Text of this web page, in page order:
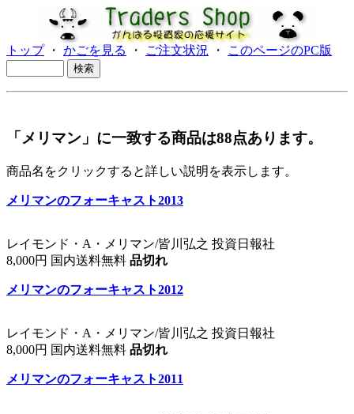
トップ・ かごを見る ・ ご注文状況 ・ このページのPC版
「メリマン」に一致する商品は88点あります。
商品名をクリックすると詳しい説明を表示します。
メリマンのフォーキャスト2013
レイモンド・A・メリマン/皆川弘之 投資日報社
8,000円 国内送料無料 品切れ
メリマンのフォーキャスト2012
レイモンド・A・メリマン/皆川弘之 投資日報社
8,000円 国内送料無料 品切れ
メリマンのフォーキャスト2011